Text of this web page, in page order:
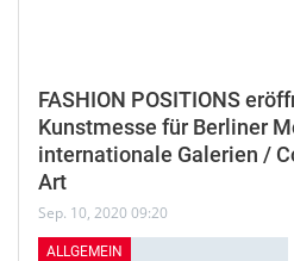
FASHION POSITIONS
Kunstmesse für Berliner
internationale Galerien /
Art
Sep. 10, 2020 09:20
ALLGEMEIN